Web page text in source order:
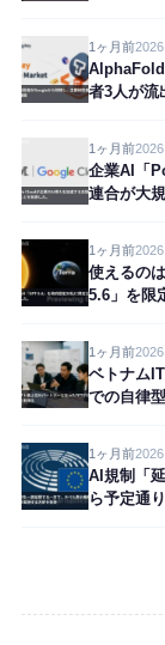
1ヶ月前
AlphaFold
者3人が流
1ヶ月前
企業AI「
連合が大
1ヶ月前
使えるの
5.6」を限
1ヶ月前
ベトナム
での自律
1ヶ月前
AI規制「
ら予定通り